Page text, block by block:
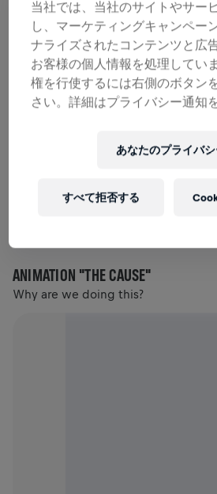
ANIMATION "THE CAUSE"
Why are we doing this?
当社では、当社のサイトやサー
し、マーケティングキャンペー
ナライズされたコンテンツと広
お客様の個人情報を処理してい
権を行使するには右側のボタン
さい。詳細はプライバシー通知
あなたのプライバ
すべて拒否する